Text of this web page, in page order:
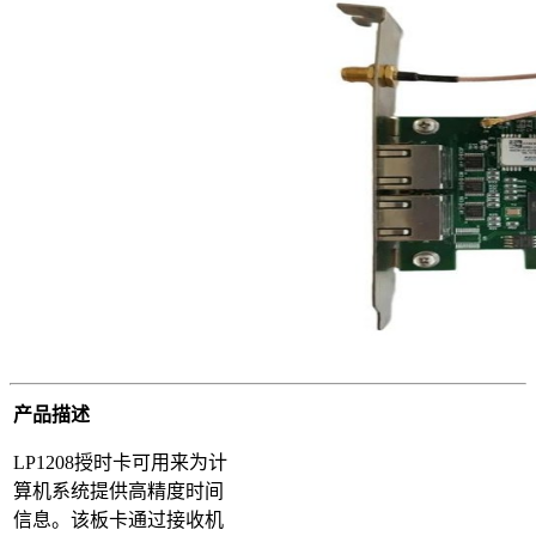
产品描述
LP1208授时卡可用来为计
算机系统提供高精度时间
信息。该板卡通过接收机